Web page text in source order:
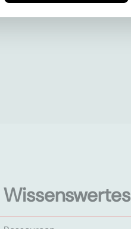
Wissenswertes